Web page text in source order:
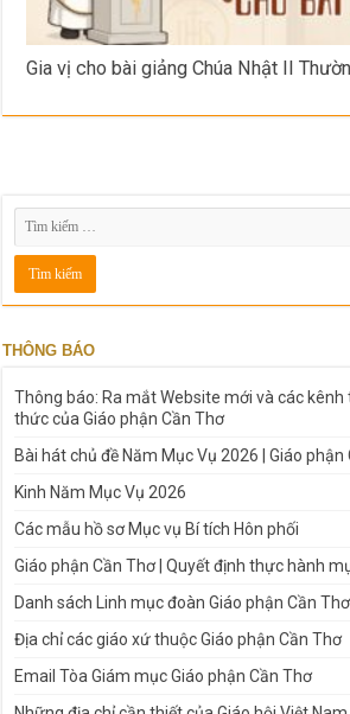
Gia vị cho bài giảng Chúa Nhật II
THÔNG BÁO
Thông báo: Ra mắt Website mới và các
thức của Giáo phận Cần Thơ
Bài hát chủ đề Năm Mục Vụ 2026 | Giáo phận
Kinh Năm Mục Vụ 2026
Các mẫu hồ sơ Mục vụ Bí tích Hôn phối
Giáo phận Cần Thơ | Quyết định thực hành
Danh sách Linh mục đoàn Giáo phận Cần
Địa chỉ các giáo xứ thuộc Giáo phận Cần Thơ
Email Tòa Giám mục Giáo phận Cần Thơ